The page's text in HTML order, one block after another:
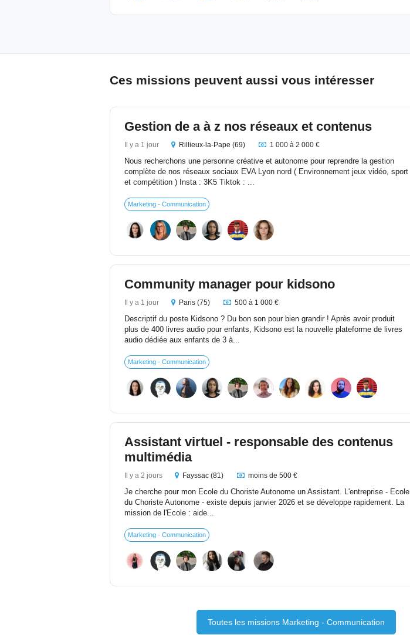
Ces missions peuvent aussi vous intéresser
Gestion de a à z nos réseaux et contenus
Il y a 1 jour Rillieux-la-Pape (69) 1 000 à 2 000 €
Nous recherchons une personne créative et autonome pour reprendre la gestion
complète de nos réseaux sociaux EVA Lyon nord ( Environnement jeux vidéo, sport
et compétition ) Insta : 3K5 Tiktok : ...
Marketing - Communication
Community manager pour kidsono
Il y a 1 jour Paris (75) 500 à 1 000 €
Descriptif du poste Kidsono ? Du bon son pour bien grandir ! Après avoir produit
plus de 400 livres audio pour enfants, Kidsono est la nouvelle plateforme de livres
audio dédiée aux enfants de 3 à...
Marketing - Communication
Assistant virtuel - responsable des contenus
multimédia
Il y a 2 jours Fayssac (81) moins de 500 €
Je cherche pour mon Ecole du Choriste Autonome un Assistant. L'entreprise - Ecole
du Choriste Autonome - existe depuis janvier 2026 et se développe rapidement. La
mission de l'Ecole : aide...
Marketing - Communication
Toutes les missions Marketing - Communication